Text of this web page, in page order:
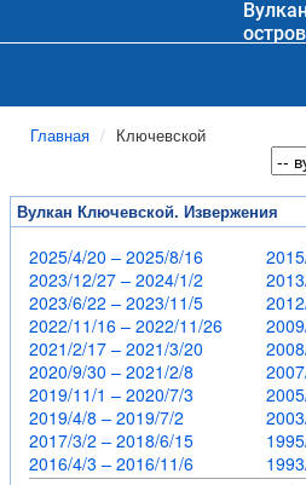
Главная Ключевской
Вулкан Ключевской. Извержения
2025/4/20 – 2025/8/16
2023/12/27 – 2024/1/2
2023/6/22 – 2023/11/5
2022/11/16 – 2022/11/26
2021/2/17 – 2021/3/20
2020/9/30 – 2021/2/8
2019/11/1 – 2020/7/3
2019/4/8 – 2019/7/2
2017/3/2 – 2018/6/15
2016/4/3 – 2016/11/6